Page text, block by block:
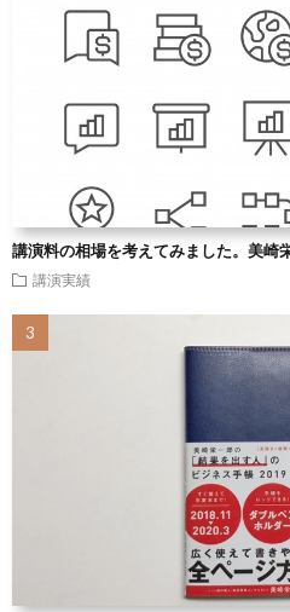
講演料の相場を考えてみました。美崎
講演実績